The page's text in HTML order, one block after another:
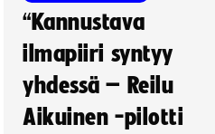
“Kannustava
ilmapiiri syntyy
yhdessä – Reilu
Aikuinen -pilotti